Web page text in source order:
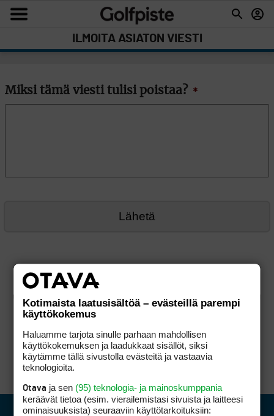
ILMOITA ASIATON VIESTI
Miksi tämä viesti tulisi poistaa? *
Kotimaista laatusisältöä – evästeillä parempi
käyttökokemus
Haluamme tarjota sinulle parhaan mahdollisen
käyttökokemuksen ja laadukkaat sisällöt, siksi
käytämme tällä sivustolla evästeitä ja vastaavia
teknologioita.
Otava ja sen (95) teknologia- ja mainoskumppania
keräävät tietoa (esim. vierailemis­tasi sivuista ja laitteesi
ominaisuuk­sista) seuraaviin käyttötarkoituksiin: